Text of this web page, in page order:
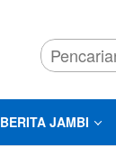
BERITA JAMBI